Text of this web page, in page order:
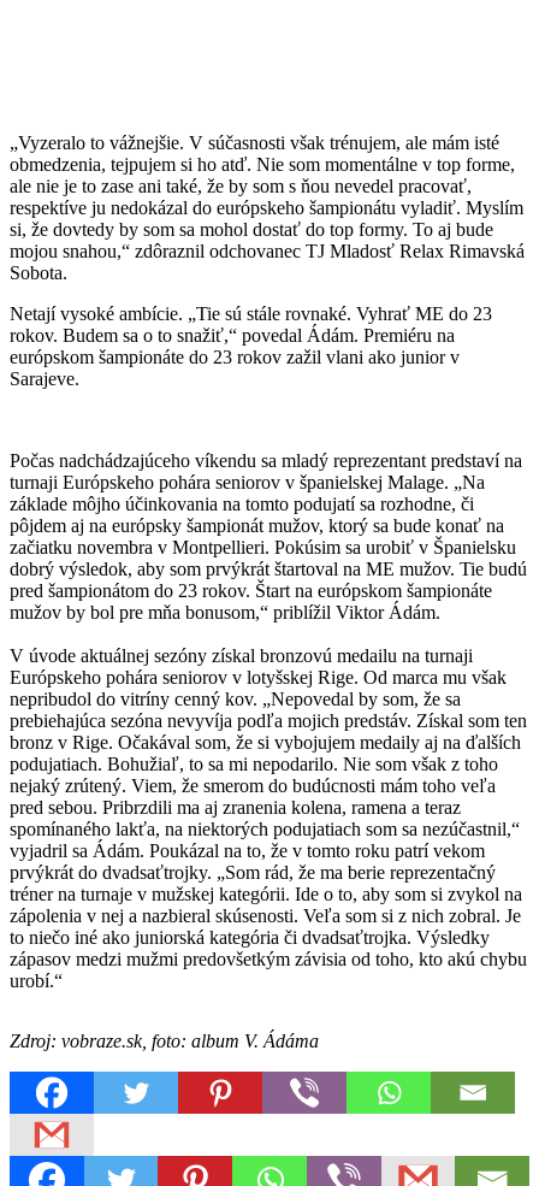
„Vyzeralo to vážnejšie. V súčasnosti však trénujem, ale mám isté
obmedzenia, tejpujem si ho atď. Nie som momentálne v top forme,
ale nie je to zase ani také, že by som s ňou nevedel pracovať,
respektíve ju nedokázal do európskeho šampionátu vyladiť. Myslím
si, že dovtedy by som sa mohol dostať do top formy. To aj bude
mojou snahou,“ zdôraznil odchovanec TJ Mladosť Relax Rimavská
Sobota.
Netají vysoké ambície. „Tie sú stále rovnaké. Vyhrať ME do 23
rokov. Budem sa o to snažiť,“ povedal Ádám. Premiéru na
európskom šampionáte do 23 rokov zažil vlani ako junior v
Sarajeve.
Počas nadchádzajúceho víkendu sa mladý reprezentant predstaví na
turnaji Európskeho pohára seniorov v španielskej Malage. „Na
základe môjho účinkovania na tomto podujatí sa rozhodne, či
pôjdem aj na európsky šampionát mužov, ktorý sa bude konať na
začiatku novembra v Montpellieri. Pokúsim sa urobiť v Španielsku
dobrý výsledok, aby som prvýkrát štartoval na ME mužov. Tie budú
pred šampionátom do 23 rokov. Štart na európskom šampionáte
mužov by bol pre mňa bonusom,“ priblížil Viktor Ádám.
V úvode aktuálnej sezóny získal bronzovú medailu na turnaji
Európskeho pohára seniorov v lotyšskej Rige. Od marca mu však
nepribudol do vitríny cenný kov. „Nepovedal by som, že sa
prebiehajúca sezóna nevyvíja podľa mojich predstáv. Získal som ten
bronz v Rige. Očakával som, že si vybojujem medaily aj na ďalších
podujatiach. Bohužiaľ, to sa mi nepodarilo. Nie som však z toho
nejaký zrútený. Viem, že smerom do budúcnosti mám toho veľa
pred sebou. Pribrzdili ma aj zranenia kolena, ramena a teraz
spomínaného lakťa, na niektorých podujatiach som sa nezúčastnil,“
vyjadril sa Ádám. Poukázal na to, že v tomto roku patrí vekom
prvýkrát do dvadsaťtrojky. „Som rád, že ma berie reprezentačný
tréner na turnaje v mužskej kategórii. Ide o to, aby som si zvykol na
zápolenia v nej a nazbieral skúsenosti. Veľa som si z nich zobral. Je
to niečo iné ako juniorská kategória či dvadsaťtrojka. Výsledky
zápasov medzi mužmi predovšetkým závisia od toho, kto akú chybu
urobí.“
Zdroj: vobraze.sk, foto: album V. Ádáma